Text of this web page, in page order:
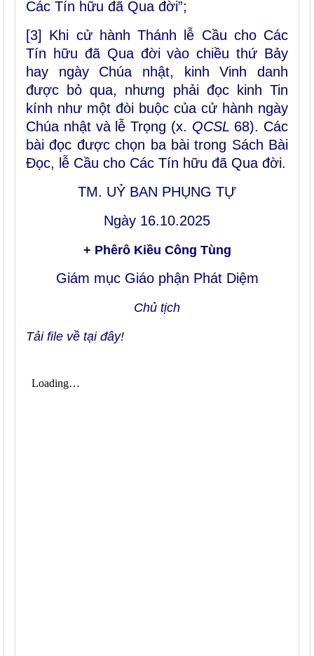
Các Tín hữu đã Qua đời”;
[3] Khi cử hành Thánh lễ Cầu cho Các
Tín hữu đã Qua đời vào chiều thứ Bảy
hay ngày Chúa nhật, kinh Vinh danh
được bỏ qua, nhưng phải đọc kinh Tin
kính như một đòi buộc của cử hành ngày
Chúa nhật và lễ Trọng (x. QCSL 68). Các
bài đọc được chọn ba bài trong Sách Bài
Đọc, lễ Cầu cho Các Tín hữu đã Qua đời.
TM. UỶ BAN PHỤNG TỰ
Ngày 16.10.2025
+ Phêrô Kiều Công Tùng
Giám mục Giáo phận Phát Diệm
Chủ tịch
Tải file về tại đây!